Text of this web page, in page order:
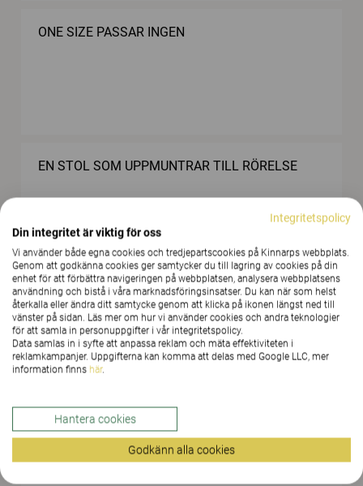
ONE SIZE PASSAR INGEN
EN STOL SOM UPPMUNTRAR TILL RÖRELSE
LÅT MILJÖN STÖTTA PEDAGOGIKEN
FLEXIBLA MÖBLER SOM ÄR LÄTTA ATT FLYTTA
Integritetspolicy
Din integritet är viktig för oss
Vi använder både egna cookies och tredjepartscookies på Kinnarps webbplats.
Genom att godkänna cookies ger samtycker du till lagring av cookies på din
enhet för att förbättra navigeringen på webbplatsen, analysera webbplatsens
användning och bistå i våra marknadsföringsinsatser. Du kan när som helst
återkalla eller ändra ditt samtycke genom att klicka på ikonen längst ned till
vänster på sidan. Läs mer om hur vi använder cookies och andra teknologier
för att samla in personuppgifter i vår integritetspolicy.
Data samlas in i syfte att anpassa reklam och mäta effektiviteten i
reklamkampanjer. Uppgifterna kan komma att delas med Google LLC, mer
information finns här.
Hantera cookies
Godkänn alla cookies